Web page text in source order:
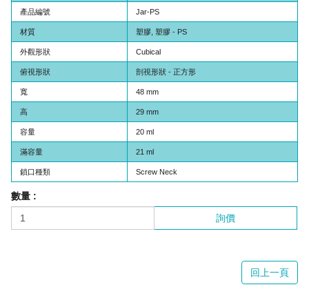
產品編號 Jar-PS
材質 塑膠, 塑膠 - PS
外觀形狀 Cubical
俯視形狀 剖視形狀 - 正方形
寬 48 mm
高 29 mm
容量 20 ml
滿容量 21 ml
鎖口種類 Screw Neck
數量 :
詢價
回上一頁